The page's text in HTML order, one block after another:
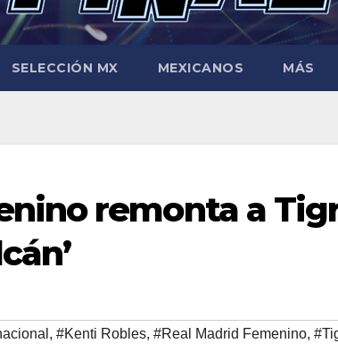
SELECCIÓN MX MEXICANOS MÁS
remonta a
, #Kenti Robles, #Real Madrid Femenino,